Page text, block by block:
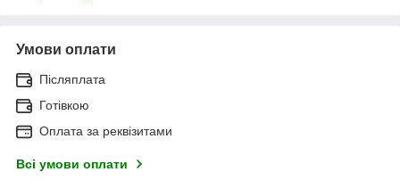
Умови оплати
Післяплата
Готівкою
Оплата за реквізитами
Всі умови оплати